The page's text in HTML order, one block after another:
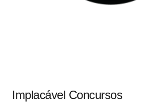
Implacável Concursos